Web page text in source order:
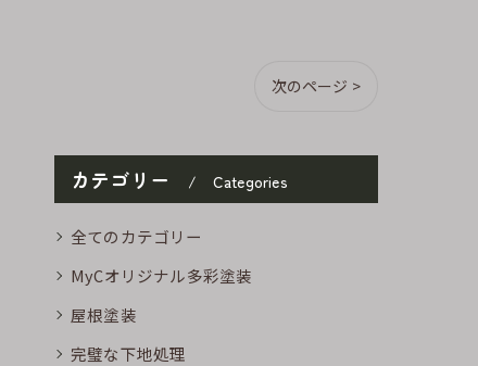
次のページ >
カテゴリー Categories
全てのカテゴリー
MyCオリジナル多彩塗装
屋根塗装
完璧な下地処理